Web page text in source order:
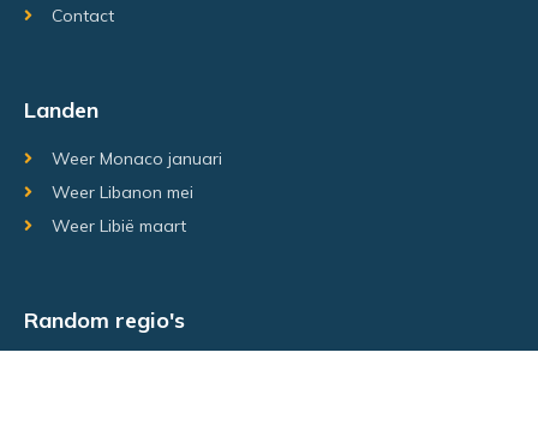
Contact
Landen
Weer Monaco januari
Weer Libanon mei
Weer Libië maart
Random regio's